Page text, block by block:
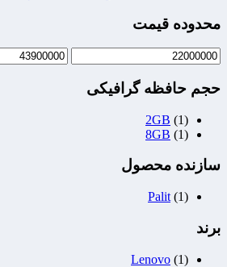
محدوده قیمت
حجم حافظه گرافیکی
2GB (1)
8GB (1)
سازنده محصول
Palit (1)
برند
Lenovo (1)